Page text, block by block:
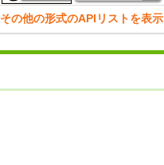
その他の形式のAPIリストを表示